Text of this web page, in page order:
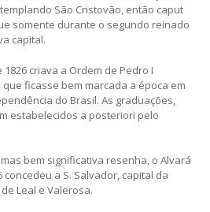
São Cristovão, então caput
somente durante o segundo reinado
capital.
criava a Ordem de Pedro I
ficasse bem marcada a época em
do Brasil. As graduações,
estabelecidos a posteriori pelo
bem significativa resenha, o Alvará
concedeu a S. Salvador, capital da
Leal e Valerosa.